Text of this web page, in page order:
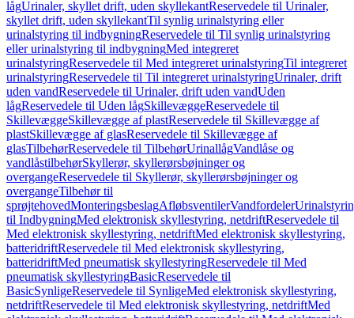
lågUrinaler, skyllet drift, uden skyllekantReservedele til Urinaler,
skyllet drift, uden skyllekantTil synlig urinalstyring eller
urinalstyring til indbygningReservedele til Til synlig urinalstyring
eller urinalstyring til indbygningMed integreret
urinalstyringReservedele til Med integreret urinalstyringTil integreret
urinalstyringReservedele til Til integreret urinalstyringUrinaler, drift
uden vandReservedele til Urinaler, drift uden vandUden
lågReservedele til Uden lågSkillevæggeReservedele til
SkillevæggeSkillevægge af plastReservedele til Skillevægge af
plastSkillevægge af glasReservedele til Skillevægge af
glasTilbehørReservedele til TilbehørUrinallågVandlåse og
vandlåstilbehørSkyllerør, skyllerørsbøjninger og
overgangeReservedele til Skyllerør, skyllerørsbøjninger og
overgangeTilbehør til
sprøjtehovedMonteringsbeslagAfløbsventilerVandfordeler
til IndbygningMed elektronisk skyllestyring, netdriftReservedele til
Med elektronisk skyllestyring, netdriftMed elektronisk skyllestyring,
batteridriftReservedele til Med elektronisk skyllestyring,
batteridriftMed pneumatisk skyllestyringReservedele til Med
pneumatisk skyllestyringBasicReservedele til
BasicSynligeReservedele til SynligeMed elektronisk skyllestyring,
netdriftReservedele til Med elektronisk skyllestyring, netdriftMed